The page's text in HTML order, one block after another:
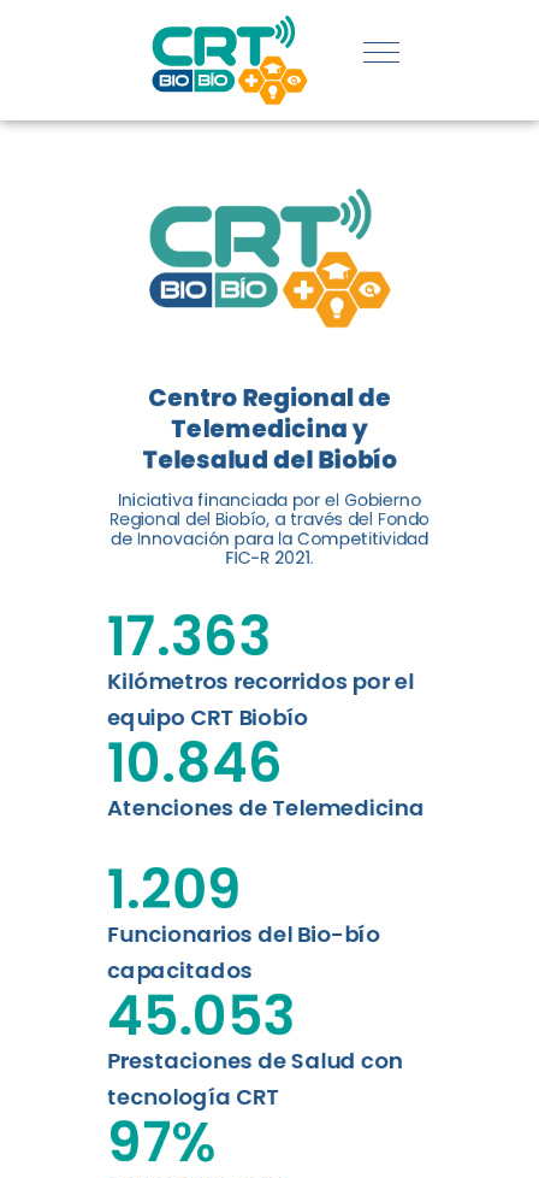
REGIÓN:
CONOCE
LOGROS
DE CRT
BIOBÍO
El Centro Regional de
Telemedicina y Telesalud del
Biobío presenta el balance de
tres años acercando la salud
digital a los habitantes...
Leer más
Centro Regional de
Telemedicina y
Telesalud del Biobío
Iniciativa financiada por el Gobierno
Regional del Biobío, a través del Fondo
de Innovación para la Competitividad
FIC-R 2021.
Kilómetros recorridos por el
equipo CRT Biobío
17.363
Atenciones de Telemedicina
10.846
Funcionarios del Bio-bío
capacitados
1.209
Prestaciones de Salud con
tecnología CRT
45.053
97%